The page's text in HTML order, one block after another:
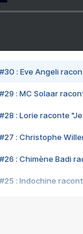
#30 : Eve Angeli
#29 : MC Solaar
#28 : Lorie raconte
#27 : Christophe
#26 : Chimène Badi
#25 : Indochine